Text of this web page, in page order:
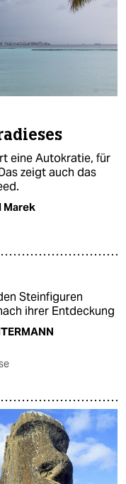
eine Autokratie, für
zeigt auch das
Marek
Steinfiguren
ihrer Entdeckung